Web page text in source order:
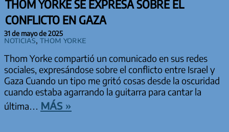
THOM YORKE SE EXPRESA SOBRE EL
CONFLICTO EN GAZA
31 de mayo de 2025
Noticias, Thom Yorke
Thom Yorke compartió un comunicado en sus redes
sociales, expresándose sobre el conflicto entre Israel y
Gaza Cuando un tipo me gritó cosas desde la oscuridad
cuando estaba agarrando la guitarra para cantar la
última… más »